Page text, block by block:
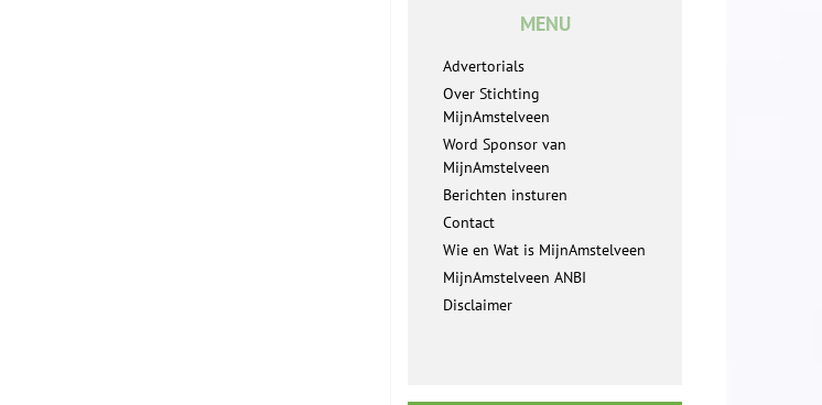
MENU
Advertorials
Over Stichting
MijnAmstelveen
Word Sponsor van
MijnAmstelveen
Berichten insturen
Contact
Wie en Wat is MijnAmstelveen
MijnAmstelveen ANBI
Disclaimer